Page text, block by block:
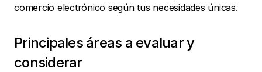
comercio electrónico según tus necesidades únicas.
Principales áreas a evaluar y
considerar